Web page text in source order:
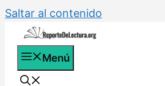
Saltar al contenido
Menú